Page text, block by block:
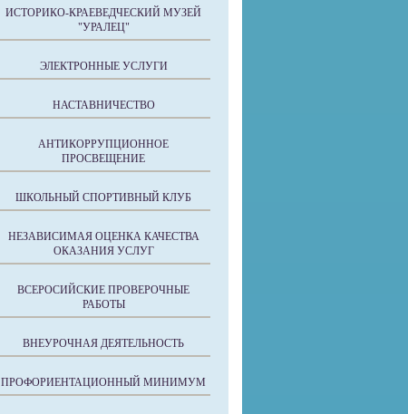
ИСТОРИКО-КРАЕВЕДЧЕСКИЙ МУЗЕЙ
"УРАЛЕЦ"
ЭЛЕКТРОННЫЕ УСЛУГИ
НАСТАВНИЧЕСТВО
АНТИКОРРУПЦИОННОЕ
ПРОСВЕЩЕНИЕ
ШКОЛЬНЫЙ СПОРТИВНЫЙ КЛУБ
НЕЗАВИСИМАЯ ОЦЕНКА КАЧЕСТВА
ОКАЗАНИЯ УСЛУГ
ВСЕРОСИЙСКИЕ ПРОВЕРОЧНЫЕ
РАБОТЫ
ВНЕУРОЧНАЯ ДЕЯТЕЛЬНОСТЬ
ПРОФОРИЕНТАЦИОННЫЙ МИНИМУМ